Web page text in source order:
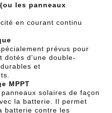
les panneaux
en courant continu
prévus pour
dotés d'une double-
et
MPPT
solaires de façon
la batterie. Il permet
batterie contre les